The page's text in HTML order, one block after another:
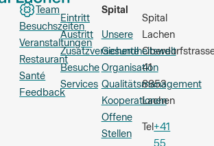
Team
Besuchszeiten
Veranstaltungen
Restaurant
Santé
Feedback
Eintritt
Austritt
Zusatzversicherte
Besuche
Services
Spital
Unsere
Gesundheitswelt
Organisation
Qualitätsmanagement
Kooperationen
Offene
Stellen
Spital
Lachen
41
8853
Lachen
Tel+41
55